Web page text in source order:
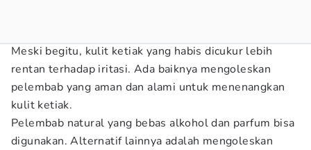
Meski begitu, kulit ketiak yang habis dicukur lebih
rentan terhadap iritasi. Ada baiknya mengoleskan
pelembab yang aman dan alami untuk menenangkan
kulit ketiak.
Pelembab natural yang bebas alkohol dan parfum bisa
digunakan. Alternatif lainnya adalah mengoleskan